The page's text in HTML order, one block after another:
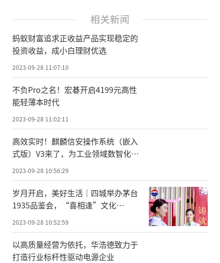
相关新闻
蚂蚁财富追求正收益产品实现稳定的
投资收益，成小白理财优选
2023-09-28 11:07:10
不负Pro之名！宏碁开启4199元高性
能轻薄本时代
2023-09-28 11:02:11
高效实时！麒麟信安操作系统（嵌入
式版）V3来了，为工业领域数智化转
型夯实安全底座
2023-09-28 10:56:29
岁月开启，美好生活｜四城举办茅台
1935品鉴会，“喜相逢”文化
让“美”发生
2023-09-28 10:52:59
以高质量经营为依托，华浩德致力于
打造行业标杆性驱动电源企业